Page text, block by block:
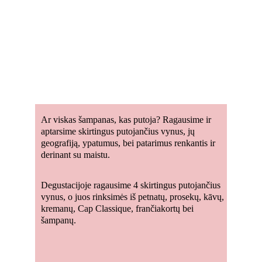
Ar viskas šampanas, kas putoja? Ragausime ir
aptarsime skirtingus putojančius vynus, jų
geografiją, ypatumus, bei patarimus renkantis ir
derinant su maistu.
Degustacijoje ragausime 4 skirtingus putojančius
vynus, o juos rinksimės iš petnatų, prosekų, kāvų,
kremanų, Cap Classique, frančiakortų bei
šampanų.